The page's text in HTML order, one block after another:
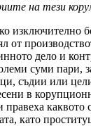
на тези
изключително
от
дело и
суми пари,
съдии или
в
правеха каквото
като